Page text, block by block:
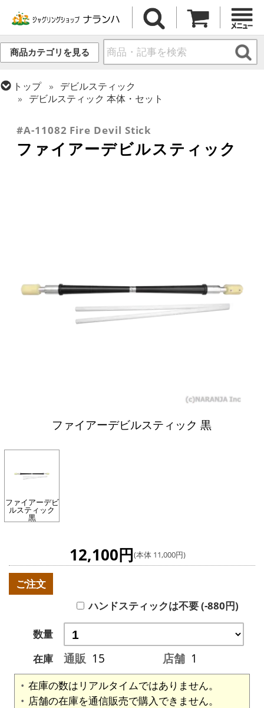
商品カテゴリを見る
トップ
デビルスティック
デビルスティック 本体・セット
#A-11082 Fire Devil Stick
ファイアーデビルスティック
ファイアーデビルスティック 黒
ファイアーデビ
ルスティック
黒
12,100円(本体 11,000円)
ご注文
ハンドスティックは不要 (-880円)
数量
在庫
通販 15 店舗 1
在庫の数はリアルタイムではありません。
店舗の在庫を通信販売で購入できません。